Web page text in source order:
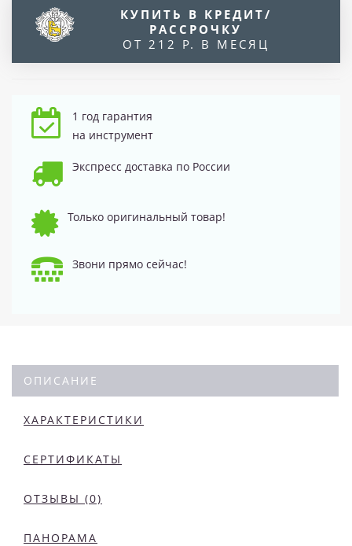
КУПИТЬ В КРЕДИТ/
РАССРОЧКУ
ОТ 212 Р. В МЕСЯЦ
1 год гарантия
на инструмент
Экспресс доставка по России
Только оригинальный товар!
Звони прямо сейчас!
ОПИСАНИЕ
ХАРАКТЕРИСТИКИ
СЕРТИФИКАТЫ
ОТЗЫВЫ (0)
ПАНОРАМА